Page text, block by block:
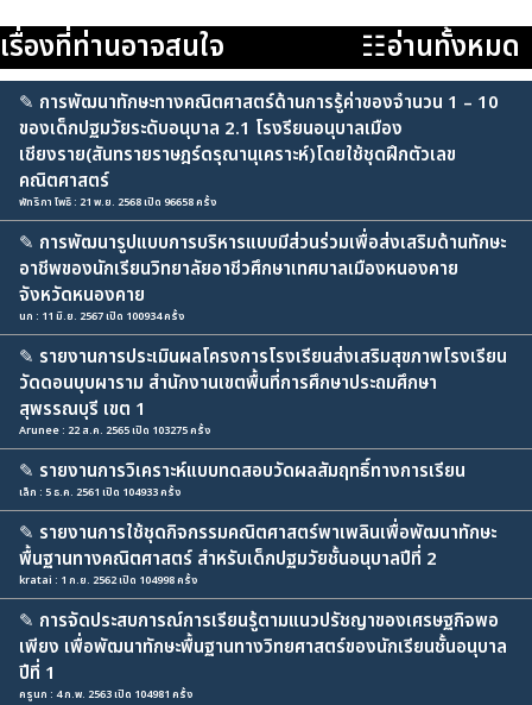
เรื่องที่ท่านอาจสนใจ ☷อ่านทั้งหมด
✎ การพัฒนาทักษะทางคณิตศาสตร์ด้านการรู้ค่าของจำนวน 1 – 10
ของเด็กปฐมวัยระดับอนุบาล 2.1 โรงรียนอนุบาลเมือง
เชียงราย(สันทรายราษฎร์ดรุณานุเคราะห์)โดยใช้ชุดฝึกตัวเลข
คณิตศาสตร์
พัทริกา โพธิ : 21 พ.ย. 2568 เปิด 96658 ครั้ง
✎ การพัฒนารูปแบบการบริหารแบบมีส่วนร่วมเพื่อส่งเสริมด้านทักษะ
อาชีพของนักเรียนวิทยาลัยอาชีวศึกษาเทศบาลเมืองหนองคาย
จังหวัดหนองคาย
นก : 11 มิ.ย. 2567 เปิด 100934 ครั้ง
✎ รายงานการประเมินผลโครงการโรงเรียนส่งเสริมสุขภาพโรงเรียน
วัดดอนบุบผาราม สำนักงานเขตพื้นที่การศึกษาประถมศึกษา
สุพรรณบุรี เขต 1
Arunee : 22 ส.ค. 2565 เปิด 103275 ครั้ง
✎ รายงานการวิเคราะห์แบบทดสอบวัดผลสัมฤทธิ์ทางการเรียน
เล็ก : 5 ธ.ค. 2561 เปิด 104933 ครั้ง
✎ รายงานการใช้ชุดกิจกรรมคณิตศาสตร์พาเพลินเพื่อพัฒนาทักษะ
พื้นฐานทางคณิตศาสตร์ สำหรับเด็กปฐมวัยชั้นอนุบาลปีที่ 2
kratai : 1 ก.ย. 2562 เปิด 104998 ครั้ง
✎ การจัดประสบการณ์การเรียนรู้ตามแนวปรัชญาของเศรษฐกิจพอ
เพียง เพื่อพัฒนาทักษะพื้นฐานทางวิทยศาสตร์ของนักเรียนชั้นอนุบาล
ปีที่ 1
ครูนก : 4 ก.พ. 2563 เปิด 104981 ครั้ง